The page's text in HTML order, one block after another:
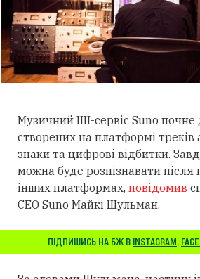
Музичний ШІ-сервіс Suno
створених на платформі треків
знаки та цифрові відбитки.
можна буде розпізнавати після
інших платформах, повідомив
CEO Suno Майкі Шульман.
ПІДПИШИСЬ НА БЖ В INSTAGRAM,